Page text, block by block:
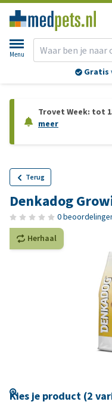
Menu
Gratis
Trovet Week: tot
meer
Terug
Denkadog
0
Herhaal
Kies je product (2